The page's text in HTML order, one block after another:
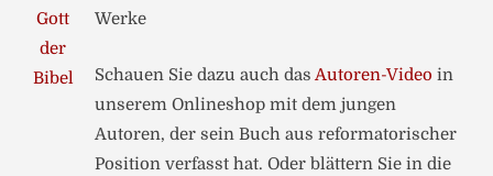
Werke
Schauen Sie dazu auch das Autoren-Video in
unserem Onlineshop mit dem jungen
Autoren, der sein Buch aus reformatorischer
Position verfasst hat. Oder blättern Sie in die